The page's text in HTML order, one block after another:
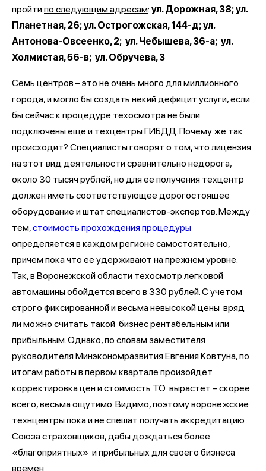
пройтипо следующим адресам: ул. Дорожная, 38; ул.
Планетная, 26; ул. Острогожская, 144-д; ул.
Антонова-Овсеенко, 2; ул. Чебышева, 36-а; ул.
Холмистая, 56-в; ул. Обручева, 3
Семь центров – это не очень много для миллионного
города, и могло бы создать некий дефицит услуги, если
бы сейчас к процедуре техосмотра не были
подключены еще и техцентры ГИБДД. Почему же так
происходит? Специалисты говорят о том, что лицензия
на этот вид деятельности сравнительно недорога,
около 30 тысяч рублей, но для ее получения техцентр
должен иметь соответствующее дорогостоящее
оборудование и штат специалистов-экспертов. Между
тем,стоимость прохождения процедуры
определяется в каждом регионе самостоятельно,
причем пока что ее удерживают на прежнем уровне.
Так, в Воронежской области техосмотр легковой
автомашины обойдется всего в 330 рублей. С учетом
строго фиксированной и весьма невысокой цены вряд
ли можно считать такой бизнес рентабельным или
прибыльным. Однако, по словам заместителя
руководителя Минэкономразвития Евгения Ковтуна, по
итогам работы в первом квартале произойдет
корректировка цен и стоимость ТО вырастет – скорее
всего, весьма ощутимо. Видимо, поэтому воронежские
технцентры пока и не спешат получать аккредитацию
Союза страховщиков, дабы дождаться более
«благоприятных» и прибыльных для своего бизнеса
времен.